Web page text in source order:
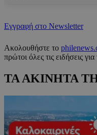
Εγγραφή στο Newsletter
Ακολουθήστε το
πρώτοι όλες τις ειδήσεις
ΤΑ ΑΚΙΝΗΤΑ